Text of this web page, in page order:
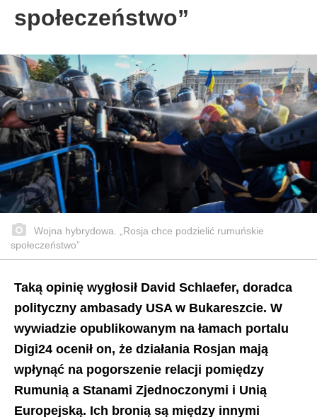
społeczeństwo”
Wojna hybrydowa. „Rosja chce podzielić rumuńskie
społeczeństwo”
Taką opinię wygłosił David Schlaefer, doradca
polityczny ambasady USA w Bukareszcie. W
wywiadzie opublikowanym na łamach portalu
Digi24 ocenił on, że działania Rosjan mają
wpłynąć na pogorszenie relacji pomiędzy
Rumunią a Stanami Zjednoczonymi i Unią
Europejską. Ich bronią są między innymi